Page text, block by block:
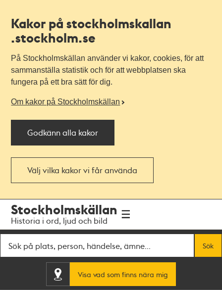
Kakor på stockholmskallan
.stockholm.se
På Stockholmskällan använder vi kakor, cookies, för att
sammanställa statistik och för att webbplatsen ska
fungera på ett bra sätt för dig.
Om kakor på Stockholmskällan
Godkänn alla kakor
Välj vilka kakor vi får använda
navigationen
huvudinnehållet
Stockholmskällan
Historia i ord, ljud och bild
Sök
Visa vad som finns nära mig